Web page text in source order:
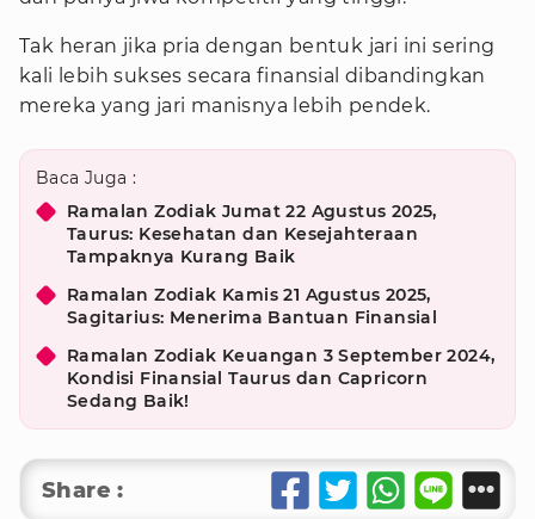
Tak heran jika pria dengan bentuk jari ini sering
kali lebih sukses secara finansial dibandingkan
mereka yang jari manisnya lebih pendek.
Baca Juga :
Ramalan Zodiak Jumat 22 Agustus 2025,
Taurus: Kesehatan dan Kesejahteraan
Tampaknya Kurang Baik
Ramalan Zodiak Kamis 21 Agustus 2025,
Sagitarius: Menerima Bantuan Finansial
Ramalan Zodiak Keuangan 3 September 2024,
Kondisi Finansial Taurus dan Capricorn
Sedang Baik!
Share :